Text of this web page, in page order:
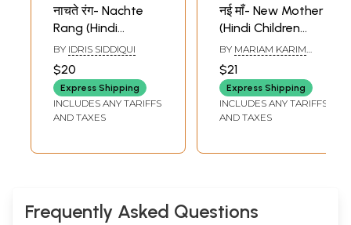
नाचते रंग- Nachte
Rang (Hindi
Children Stories)
BY IDRIS SIDDIQUI
$20
Express Shipping
INCLUDES ANY TARIFFS
AND TAXES
नई माँ- New Mother
(Hindi Children
Stories)
BY MARIAM KARIM
AHLAWAT
$21
Express Shipping
INCLUDES ANY TARIFFS
AND TAXES
Frequently Asked Questions